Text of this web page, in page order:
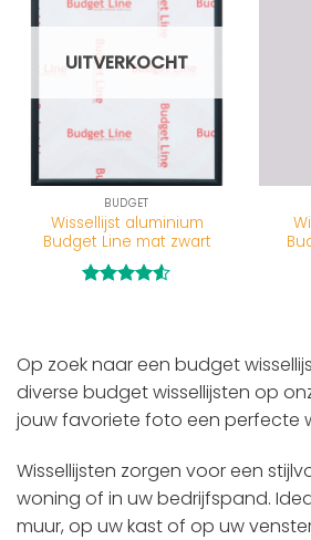
UITVERKOCHT
BUDGET
Wissellijst aluminium
Budget Line mat zwart
Op zoek naar een budget
diverse budget wissellijsten op
jouw favoriete foto een perfecte
Wissellijsten zorgen voor een
woning of in uw bedrijfspand.
muur, op uw kast of op uw